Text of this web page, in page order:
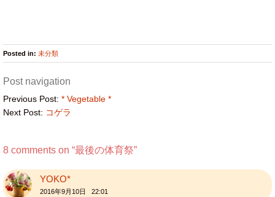
Posted in: 未分類
Post navigation
Previous Post: * Vegetable *
Next Post: コゲラ
8 comments on “最後の体育祭”
YOKO*
2016年9月10日 22:01